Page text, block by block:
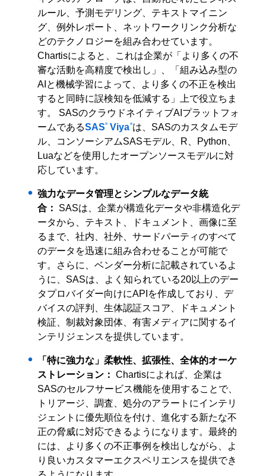
ルール、予測モデリング、テキストマイニン
グ、例外レポート、ネットワークリンク分析な
どのテクノロジーを組み合わせています。
Chartisによると、これは企業が「より多くの不
審な活動を高精度で検出し」、「組み込み型の
AIと機械学習によって、より多くの不正を検出
すると同時に誤検知を低減する」上で役立ちま
す。 SASのクラウドネイティブAIプラットフォ
ームであるSAS ®Viya®は、SASのカスタムモデ
ル、コンソーシアムSASモデル、R、Python、
Luaなどを使用したオープンソースモデルに対
応しています。
強力なデータ管理とシンプルなデータ統
合：
SASは、企業が構造化データや非構造化デ
ータから、テキスト、ドキュメント、画像に至
るまで、社内、社外、サードパーティのすべて
のデータを迅速に組み合わせることが可能で
す。さらに、ベンダー分析に記載されているよ
うに、SASは、よく知られている20以上のデー
タプロバイダー向けにAPIを作成しており、デ
バイスの評判、生体認証スコア、ドキュメント
検証、制裁対象団体、有害メディアに関するイ
ンテリジェンスを提供しています。
「特に強力な」柔軟性、拡張性、全体的オーケ
ストレーション： Chartisによれば、企業は
SASのセルフサービス機能を使用することで、
トリアージ、調査、処分のアラートにインテリ
ジェントに優先順位を付け、進化する新たな不
正の脅威に対応できるようになります。最終的
には、より多くの不正事例を検出しながら、よ
り良いカスタマーエクスペリエンスを提供でき